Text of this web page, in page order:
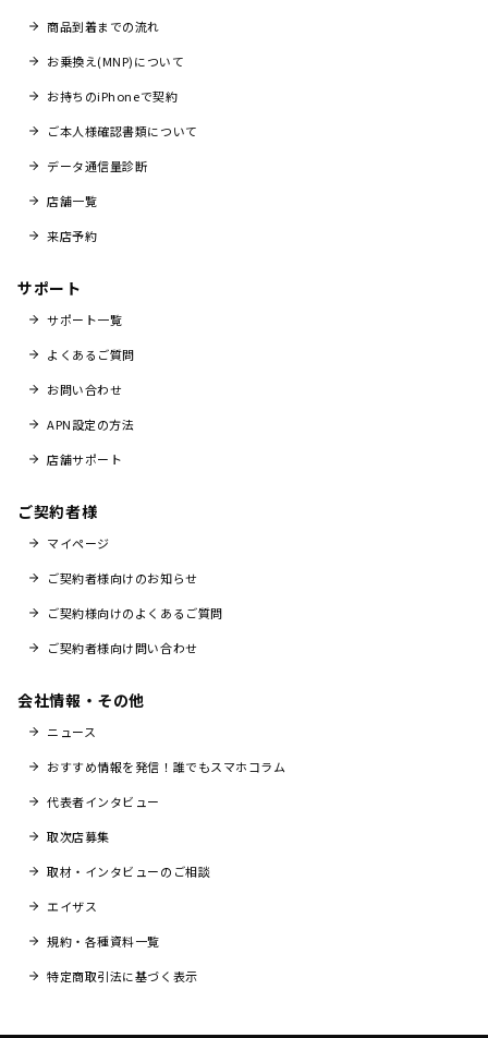
商品到着までの流れ
お乗換え(MNP)について
お持ちのiPhoneで契約
ご本人様確認書類について
データ通信量診断
店舗一覧
来店予約
サポート
サポート一覧
よくあるご質問
お問い合わせ
APN設定の方法
店舗サポート
ご契約者様
マイページ
ご契約者様向けのお知らせ
ご契約様向けのよくあるご質問
ご契約者様向け問い合わせ
会社情報・その他
ニュース
おすすめ情報を発信！誰でもスマホコラム
代表者インタビュー
取次店募集
取材・インタビューのご相談
エイザス
規約・各種資料一覧
特定商取引法に基づく表示